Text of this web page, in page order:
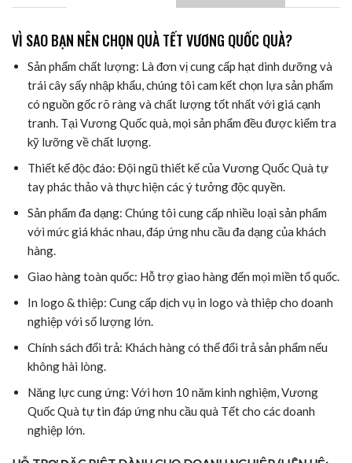
VÌ SAO BẠN NÊN CHỌN QUÀ TẾT VƯƠNG QUỐC QUÀ?
Sản phẩm chất lượng: Là đơn vị cung cấp hạt dinh dưỡng và
trái cây sấy nhập khẩu, chúng tôi cam kết chọn lựa sản phẩm
có nguồn gốc rõ ràng và chất lượng tốt nhất với giá cạnh
tranh. Tại Vương Quốc quà, mọi sản phẩm đều được kiểm tra
kỹ lưỡng về chất lượng.
Thiết kế độc đáo: Đội ngũ thiết kế của Vương Quốc Quà tự
tay phác thảo và thực hiện các ý tưởng độc quyền.
Sản phẩm đa dạng: Chúng tôi cung cấp nhiều loại sản phẩm
với mức giá khác nhau, đáp ứng nhu cầu đa dạng của khách
hàng.
Giao hàng toàn quốc: Hỗ trợ giao hàng đến mọi miền tổ quốc.
In logo & thiệp: Cung cấp dịch vụ in logo và thiệp cho doanh
nghiệp với số lượng lớn.
Chính sách đổi trả: Khách hàng có thể đổi trả sản phẩm nếu
không hài lòng.
Năng lực cung ứng: Với hơn 10 năm kinh nghiệm, Vương
Quốc Quà tự tin đáp ứng nhu cầu quà Tết cho các doanh
nghiệp lớn.